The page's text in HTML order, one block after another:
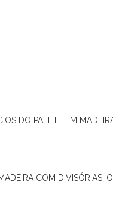
DO PALETE EM
COM DIVISÓRIAS: